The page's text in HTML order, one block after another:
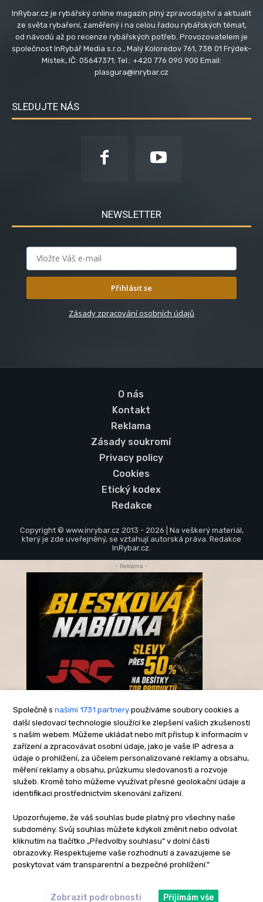
InRybar.cz je rybářský online magazín plný zpravodajství a aktualit
ze světa rybaření, zaměřený i na celou řadou rybářských témat,
od návodů až po recenze rybářských potřeb. Provozovatelem je
společnost InRybář Media s.r.o., Malý Koloredov 761, 738 01 Frýdek-
Místek, IČ: 05647371; Tel.: +420 776 090 900 Email:
plasgura@inrybar.cz
SLEDUJTE NÁS
NEWSLETTER
Přihlásit se
Zásady zpracování osobních údajů
O nás
Kontakt
Reklama
Zásady soukromí
Privacy policy
Cookies
Etický kodex
Redakce
Copyright © www.inrybar.cz 2013 - 2026 | Na veškerý materiál,
který je zde uveřejněný, se vztahují autorská práva. Redakce
InRybar.cz.
Společně s našimi 1731 partnery používáme soubory cookies a
další sledovací technologie sloužící ke zlepšení vašich zkušeností
s naším webem. Můžeme ukládat nebo mít přístup k informacím v
zařízení a zpracovávat osobní údaje, jako je vaše IP adresa a
údaje o prohlížení, za účelem personalizované reklamy a obsahu,
měření reklamy a obsahu, průzkumu sledovanosti a rozvoje
služeb. Kromě toho můžeme využívat přesné geolokační údaje a
identifikaci prostřednictvím skenování zařízení.
Upozorňujeme, že váš souhlas bude platný pro všechny naše
subdomény. Svůj souhlas můžete kdykoli změnit nebo odvolat
kliknutím na tlačítko „Předvolby souhlasu” v dolní části
obrazovky. Respektujeme vaše rozhodnutí a zavazujeme se
poskytovat vám transparentní a bezpečné prohlížení.”
Zobrazit podrobnosti Přijímám vše
- Reklama -
-Reklama-